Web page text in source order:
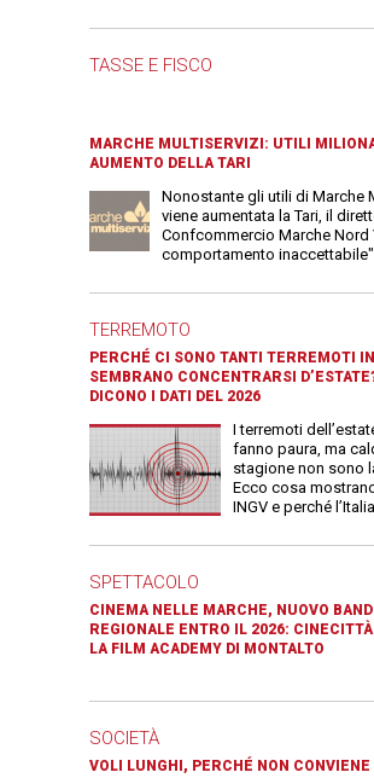
TASSE E FISCO
MARCHE MULTISERVIZI: UTILI
AUMENTO DELLA TARI
Nonostante gli utili di Marche
viene aumentata la Tari, il
Confcommercio Marche Nord
comportamento inaccettabile"
TERREMOTO
PERCHÉ CI SONO TANTI TERREMOTI
SEMBRANO CONCENTRARSI
DICONO I DATI DEL 2026
I terremoti
fanno paura, ma
stagione non sono
Ecco cosa
INGV e perché
SPETTACOLO
CINEMA NELLE MARCHE, NUOVO
REGIONALE ENTRO IL 2026:
LA FILM ACADEMY DI MONTALTO
SOCIETÀ
VOLI LUNGHI, PERCHÉ NON CONVIENE